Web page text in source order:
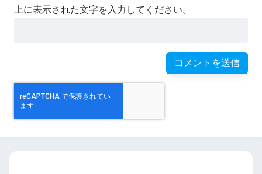
上に表示された文字を入力してください。